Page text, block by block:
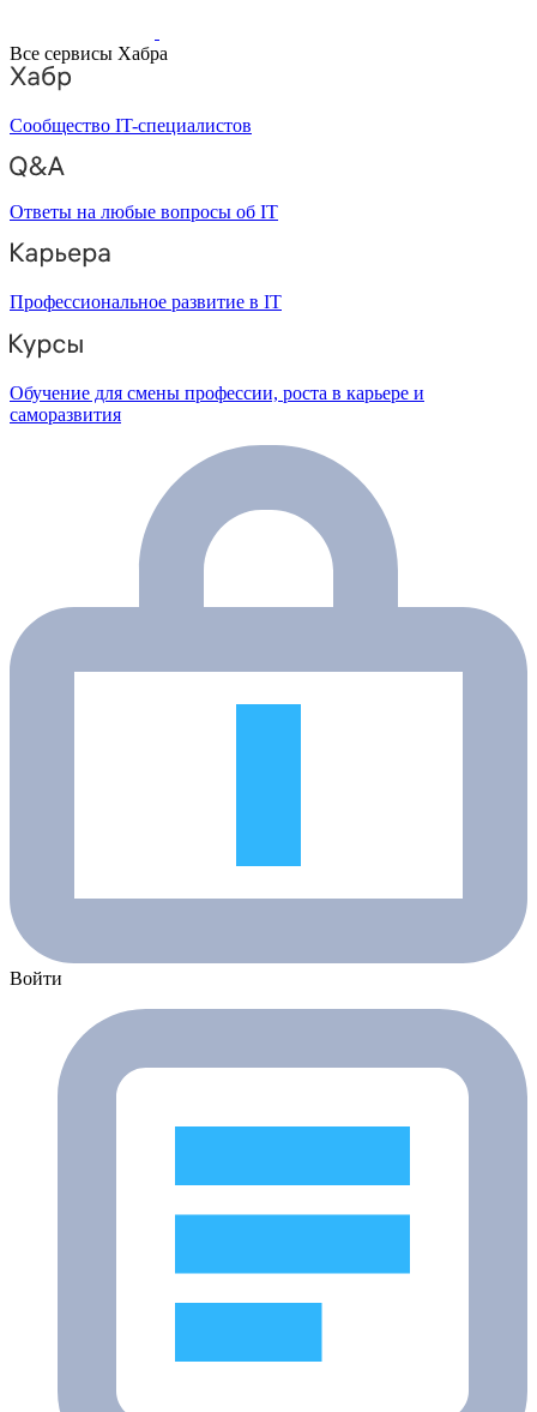
Все сервисы Хабра
Сообщество IT-специалистов
Ответы на любые вопросы об IT
Профессиональное развитие в IT
Обучение для смены профессии, роста в карьере и
саморазвития
Войти